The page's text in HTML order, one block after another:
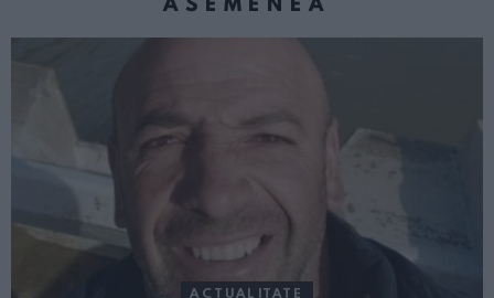
ACTUALITATE